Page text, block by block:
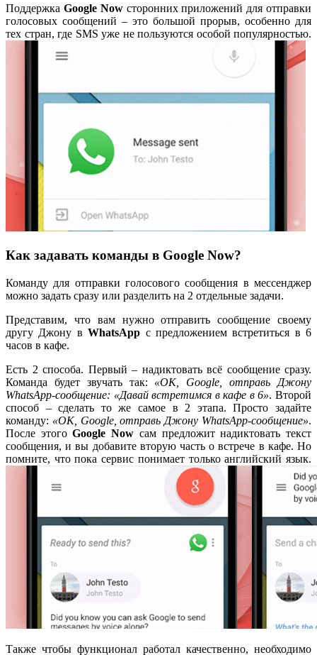
Поддержка Google Nowсторонних приложений для отправки
голосовых сообщений – это большой прорыв, особенно для
тех стран, где SMS уже не пользуются особой популярностью.
Как задавать команды в Google Now?
Команду для отправки голосового сообщения в мессенджер
можно задать сразу или разделить на 2 отдельные задачи.
Представим, что вам нужно отправить сообщение своему
другу Джону вWhatsApp с предложением встретиться в 6
часов в кафе.
Есть 2 способа. Первый – надиктовать всё сообщение сразу.
Команда будет звучать так: «ОК, Google, отправь Джону
WhatsApp-сообщение: «Давай встретимся в кафе в 6». Второй
способ – сделать то же самое в 2 этапа. Просто задайте
команду: «ОК, Google, отправь Джону WhatsApp-сообщение».
После этогоGoogle Now сам предложит надиктовать текст
сообщения, и вы добавите вторую часть о встрече в кафе. Но
помните, что пока сервис понимает только английский язык.
Также чтобы функционал работал качественно, необходимо